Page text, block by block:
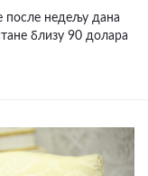
после недељу дана
близу 90 долара